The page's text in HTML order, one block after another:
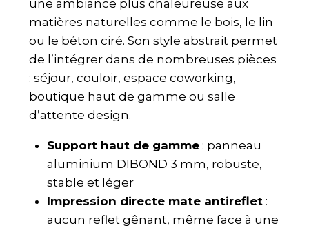
une ambiance plus chaleureuse aux
matières naturelles comme le bois, le lin
ou le béton ciré. Son style abstrait permet
de l’intégrer dans de nombreuses pièces
: séjour, couloir, espace coworking,
boutique haut de gamme ou salle
d’attente design.
Support haut de gamme: panneau
aluminium DIBOND 3 mm, robuste,
stable et léger
Impression directe mate antireflet:
aucun reflet gênant, même face à une